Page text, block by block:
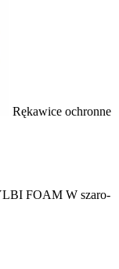
Rękawice ochronne
FOAM W szaro-